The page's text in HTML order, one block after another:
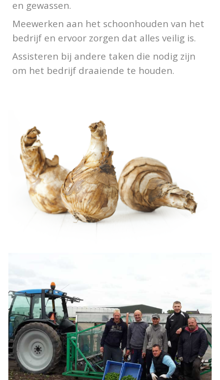
en gewassen.
Meewerken aan het schoonhouden van het
bedrijf en ervoor zorgen dat alles veilig is.
Assisteren bij andere taken die nodig zijn
om het bedrijf draaiende te houden.